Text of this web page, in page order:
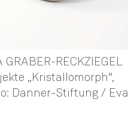
GRABER-RECKZIEGEL
„Kristallomorph“,
Danner-Stiftung / Eva